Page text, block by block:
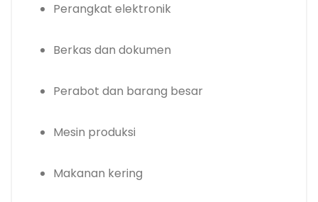
Perangkat elektronik
Berkas dan dokumen
Perabot dan barang besar
Mesin produksi
Makanan kering